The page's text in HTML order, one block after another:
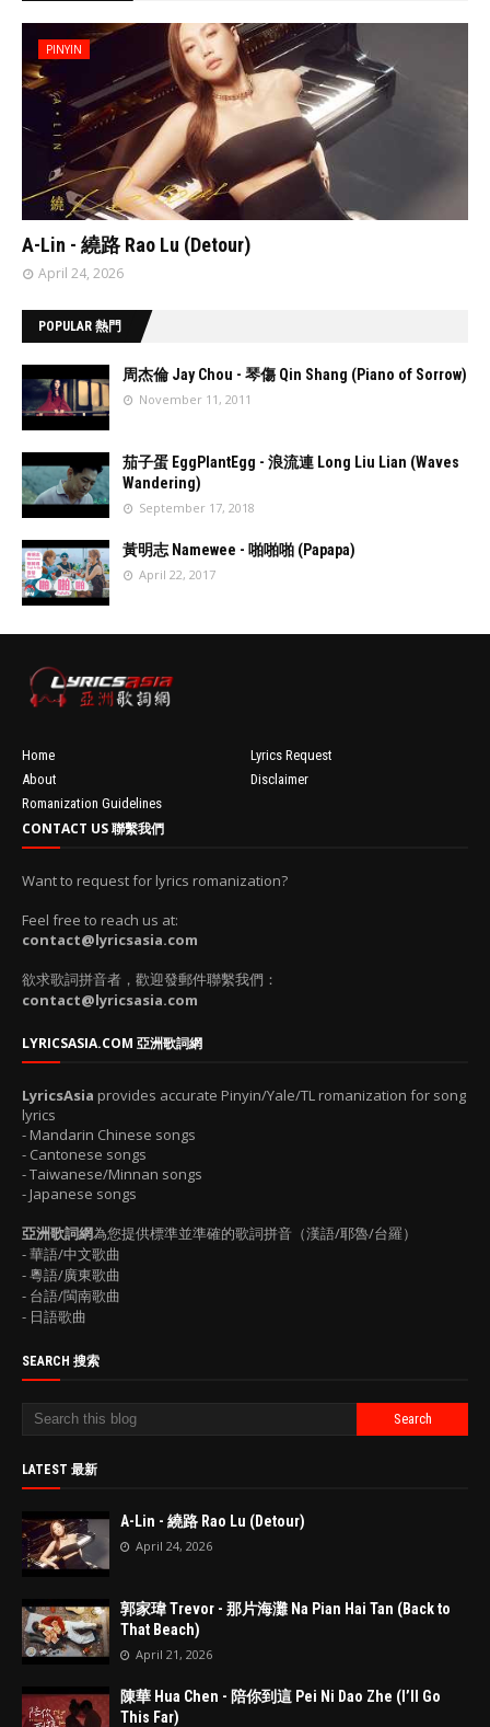
PINYIN
A-Lin - 繞路 Rao Lu (Detour)
April 24, 2026
POPULAR 熱門
'data:post.fea
turedImage
resizeImage
100'
周杰倫 Jay Chou - 琴傷 Qin Shang (Piano of Sorrow)
November 11, 2011
'data:post.fea
turedImage
resizeImage
100'
茄子蛋 EggPlantEgg - 浪流連 Long Liu Lian (Waves
Wandering)
September 17, 2018
'data:post.fea
resizeImage
100'
黃明志 Namewee - 啪啪啪 (Papapa)
April 22, 2017
Home
Lyrics Request
About
Disclaimer
Romanization Guidelines
CONTACT US 聯繫我們
Want to request for lyrics romanization?
Feel free to reach us at:
contact@lyricsasia.com
欲求歌詞拼音者，歡迎發郵件聯繫我們：
contact@lyricsasia.com
LYRICSASIA.COM 亞洲歌詞網
LyricsAsia provides accurate Pinyin/Yale/TL romanization for song
lyrics
- Mandarin Chinese songs
- Cantonese songs
- Taiwanese/Minnan songs
- Japanese songs
亞洲歌詞網為您提供標準並準確的歌詞拼音（漢語/耶魯/台羅）
- 華語/中文歌曲
- 粵語/廣東歌曲
- 台語/閩南歌曲
- 日語歌曲
SEARCH 搜索
LATEST 最新
A-Lin - 繞路 Rao Lu (Detour)
April 24, 2026
郭家瑋 Trevor - 那片海灘 Na Pian Hai Tan (Back to
That Beach)
April 21, 2026
陳華 Hua Chen - 陪你到這 Pei Ni Dao Zhe (I’ll Go
This Far)